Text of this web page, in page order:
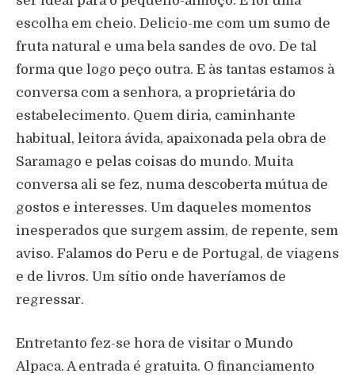
escolha em cheio. Delicio-me com um sumo de
fruta natural e uma bela sandes de ovo. De tal
forma que logo peço outra. E às tantas estamos à
conversa com a senhora, a proprietária do
estabelecimento. Quem diria, caminhante
habitual, leitora ávida, apaixonada pela obra de
Saramago e pelas coisas do mundo. Muita
conversa ali se fez, numa descoberta mútua de
gostos e interesses. Um daqueles momentos
inesperados que surgem assim, de repente, sem
aviso. Falamos do Peru e de Portugal, de viagens
e de livros. Um sítio onde haveríamos de
regressar.
Entretanto fez-se hora de visitar o Mundo
Alpaca. A entrada é gratuita. O financiamento